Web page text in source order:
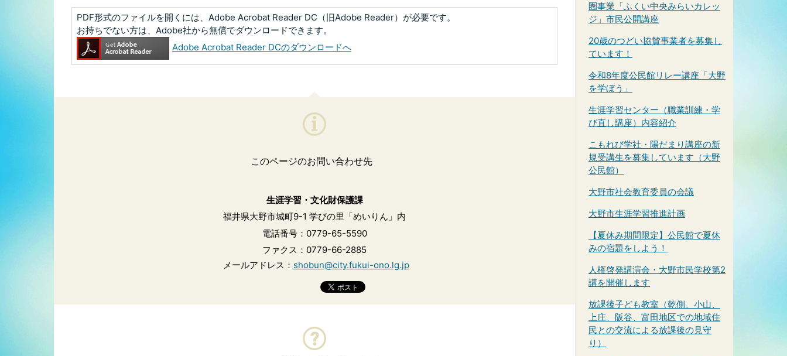
PDF形式のファイルを開くには、Adobe Acrobat Reader DC（旧Adobe Reader）が必要です。
お持ちでない方は、Adobe社から無償でダウンロードできます。
Adobe Acrobat Reader DCのダウンロードへ
このページのお問い合わせ先
生涯学習・文化財保護課
福井県大野市城町9-1 学びの里「めいりん」内
電話番号：0779-65-5590
ファクス：0779-66-2885
メールアドレス： shobun@city.fukui-ono.lg.jp
圏事業「ふくい中央みらいカレッ
ジ」市民公開講座
20歳のつどい協賛事業者を募集し
ています！
令和8年度公民館リレー講座「大野
を学ぼう」
生涯学習センター（職業訓練・学
び直し講座）内容紹介
こもれび学社・陽だまり講座の新
規受講生を募集しています（大野
公民館）
大野市社会教育委員の会議
大野市生涯学習推進計画
【夏休み期間限定】公民館で夏休
みの宿題をしよう！
人権啓発講演会・大野市民学校第2
講を開催します
放課後子ども教室（乾側、小山、
上庄、阪谷、富田地区での地域住
民との交流による放課後の見守
り）